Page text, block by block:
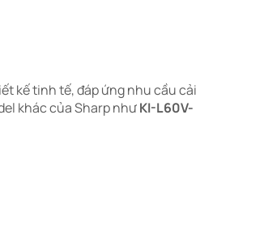
kế tinh tế, đáp ứng nhu cầu cải
khác của Sharp nhưKI-L60V-